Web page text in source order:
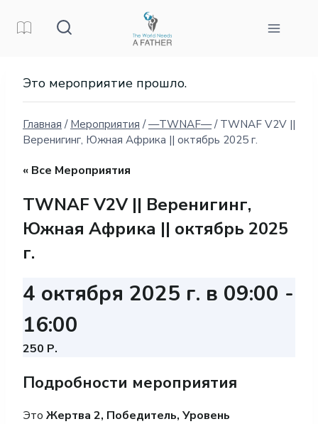
Это мероприятие прошло.
Главная / Мероприятия / —TWNAF— / TWNAF V2V ||
Веренигинг, Южная Африка || октябрь 2025 г.
« Все Мероприятия
TWNAF V2V || Веренигинг,
Южная Африка || октябрь 2025
г.
4 октября 2025 г. в 09:00 -
16:00
250 Р.
Подробности мероприятия
Это Жертва 2, Победитель, Уровень